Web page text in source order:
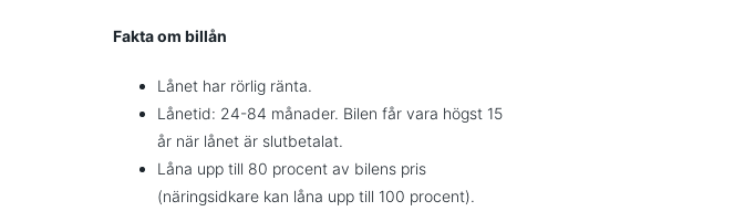
Fakta om billån
Lånet har rörlig ränta.
Lånetid: 24-84 månader. Bilen får vara högst 15
år när lånet är slutbetalat.
Låna upp till 80 procent av bilens pris
(näringsidkare kan låna upp till 100 procent).